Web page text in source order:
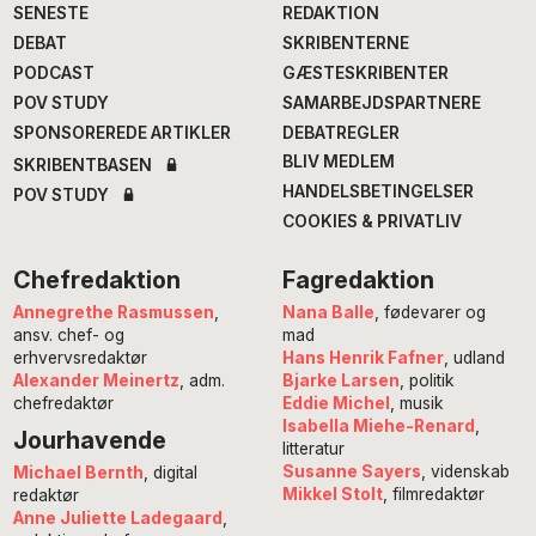
SENESTE
DEBAT
PODCAST
POV STUDY
SPONSOREREDE ARTIKLER
SKRIBENTBASEN
POV STUDY
REDAKTION
SKRIBENTERNE
GÆSTESKRIBENTER
SAMARBEJDSPARTNERE
DEBATREGLER
BLIV MEDLEM
HANDELSBETINGELSER
COOKIES & PRIVATLIV
Chefredaktion
Annegrethe Rasmussen
ansv. chef- og
erhvervsredaktør
Alexander Meinertz , adm.
chefredaktør
Jourhavende
Michael Bernth , digital
redaktør
Anne Juliette Ladegaard
Fagredaktion
Nana Balle , fødevarer og
mad
Hans Henrik Fafner, udland
Bjarke Larsen , politik
Eddie Michel
, musik
Isabella Miehe-Renard
litteratur
Susanne Sayers , videnskab
Mikkel Stolt, filmredaktør